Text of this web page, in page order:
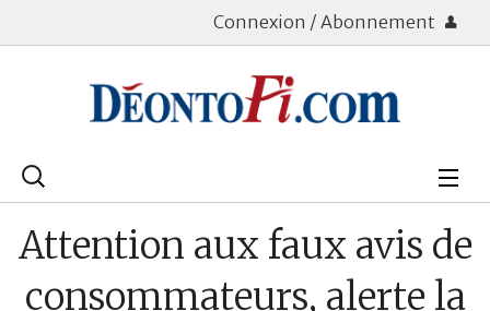
Connexion / Abonnement
Rechercher
Attention aux faux avis de
consommateurs, alerte la